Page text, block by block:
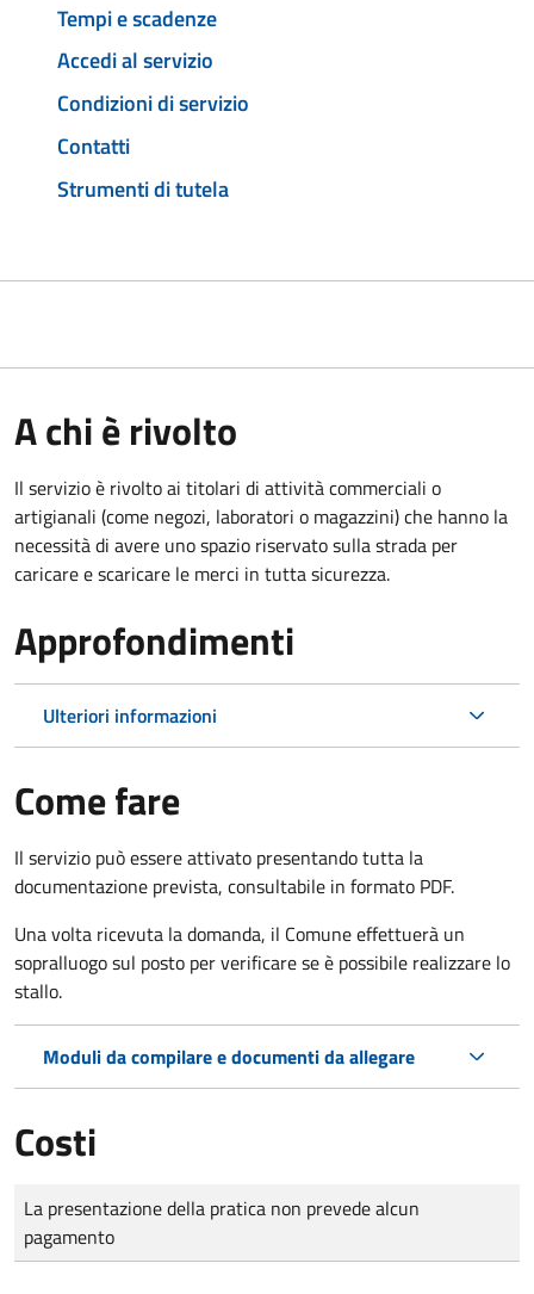
Tempi e scadenze
Accedi al servizio
Condizioni di servizio
Contatti
Strumenti di tutela
A chi è rivolto
Il servizio è rivolto ai titolari di attività commerciali o
artigianali (come negozi, laboratori o magazzini) che hanno la
necessità di avere uno spazio riservato sulla strada per
caricare e scaricare le merci in tutta sicurezza.
Approfondimenti
Ulteriori informazioni
Come fare
Il servizio può essere attivato presentando tutta la
documentazione prevista, consultabile in formato PDF.
Una volta ricevuta la domanda, il Comune effettuerà un
sopralluogo sul posto per verificare se è possibile realizzare lo
stallo.
Moduli da compilare e documenti da allegare
Costi
Tipo di pagamento
Importo
La presentazione della pratica non prevede alcun
pagamento